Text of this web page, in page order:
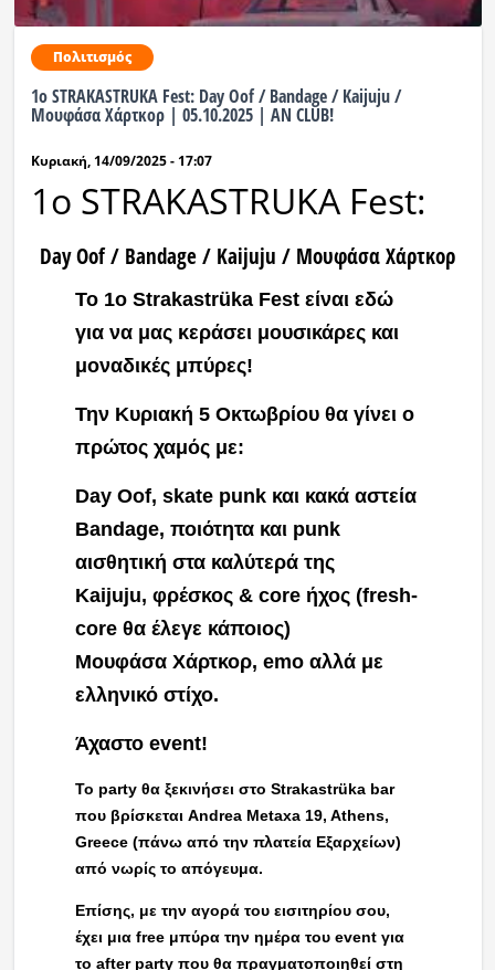
Πολιτισμός
1o STRAKASTRUKA Fest: Day Oof / Βandage / Kaijuju /
Μουφάσα Χάρτκορ | 05.10.2025 | AN CLUB!
Κυριακή, 14/09/2025 - 17:07
1o STRAKASTRUKA Fest:
Day Oof / Βandage / Kaijuju / Μουφάσα Χάρτκορ
Το 1ο Strakastrüka Fest είναι εδώ
για να μας κεράσει μουσικάρες και
μοναδικές μπύρες!
Την Κυριακή 5 Οκτωβρίου θα γίνει ο
πρώτος χαμός με:
Day Oof, skate punk και κακά αστεία
Βandage, ποιότητα και punk
αισθητική στα καλύτερά της
Kaijuju, φρέσκος & core ήχος (fresh-
core θα έλεγε κάποιος)
Μουφάσα Χάρτκορ, emo αλλά με
ελληνικό στίχο.
Άχαστο event!
To party θα ξεκινήσει στο Strakastrüka bar
που βρίσκεται Andrea Metaxa 19, Athens,
Greece (πάνω από την πλατεία Εξαρχείων)
από νωρίς το απόγευμα.
Επίσης, με την αγορά του εισιτηρίου σου,
έχει μια free μπύρα την ημέρα του event για
το after party που θα πραγματοποιηθεί στη